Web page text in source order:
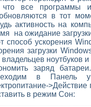
что все программы
в тот
активность на
на ожидание
способ ускорения
загрузки
владельцев ноутбуков
заряд
в Панель
в режим Сон: